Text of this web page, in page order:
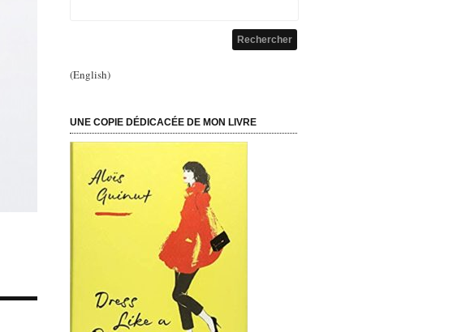
(English)
UNE COPIE DÉDICACÉE DE MON LIVRE